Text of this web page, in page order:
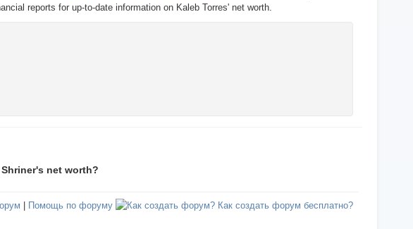
reports for up-to-date information on Kaleb Torres' net worth.
net worth?
Помощь по форуму